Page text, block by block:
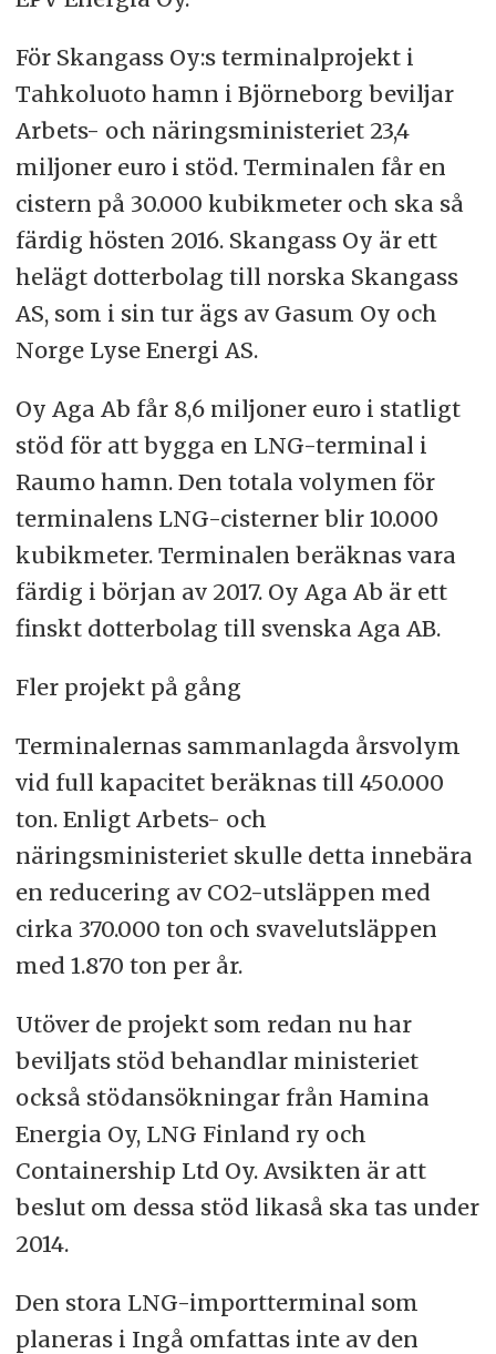
För Skangass Oy:s terminalprojekt i
Tahkoluoto hamn i Björneborg beviljar
Arbets- och näringsministeriet 23,4
miljoner euro i stöd. Terminalen får en
cistern på 30.000 kubikmeter och ska så
färdig hösten 2016. Skangass Oy är ett
helägt dotterbolag till norska Skangass
AS, som i sin tur ägs av Gasum Oy och
Norge Lyse Energi AS.
Oy Aga Ab får 8,6 miljoner euro i statligt
stöd för att bygga en LNG-terminal i
Raumo hamn. Den totala volymen för
terminalens LNG-cisterner blir 10.000
kubikmeter. Terminalen beräknas vara
färdig i början av 2017. Oy Aga Ab är ett
finskt dotterbolag till svenska Aga AB.
Fler projekt på gång
Terminalernas sammanlagda årsvolym
vid full kapacitet beräknas till 450.000
ton. Enligt Arbets- och
näringsministeriet skulle detta innebära
en reducering av CO2-utsläppen med
cirka 370.000 ton och svavelutsläppen
med 1.870 ton per år.
Utöver de projekt som redan nu har
beviljats stöd behandlar ministeriet
också stödansökningar från Hamina
Energia Oy, LNG Finland ry och
Containership Ltd Oy. Avsikten är att
beslut om dessa stöd likaså ska tas under
2014.
Den stora LNG-importterminal som
planeras i Ingå omfattas inte av den